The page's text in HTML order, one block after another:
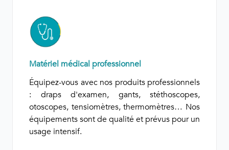
quotidien : nos
le matériel
forment à son
après-vente
Mobilité
Améliorez votre mobilité
équipements : cannes,
fauteuils roulants, scooters ou
aides permettent de vous